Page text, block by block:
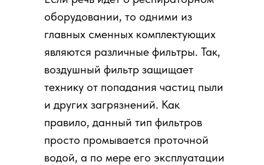
оборудовании, то одними из
главных сменных комплектующих
являются различные фильтры. Так,
воздушный фильтр защищает
технику от попадания частиц пыли
и других загрязнений. Как
правило, данный тип фильтров
просто промывается проточной
водой, а по мере его эксплуатации